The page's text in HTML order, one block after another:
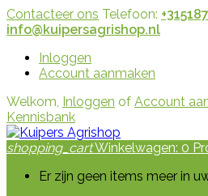
Contacteer ons Telefoon:
info@kuipersagrishop.nl
Inloggen
Account aanmaken
Welkom, Inloggen of Account
Kennisbank
shopping_cartWinkelwagen: 0
Er zijn geen items meer in